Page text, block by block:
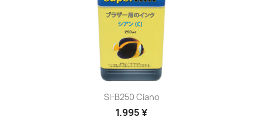
SI-B250 Ciano
1.995 ¥